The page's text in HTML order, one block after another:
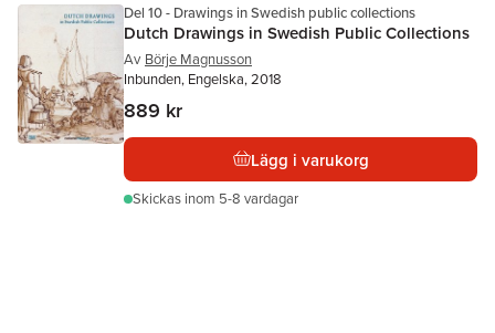
Del 10 - Drawings in Swedish public collections
Dutch Drawings in Swedish Public Collections
Av Börje Magnusson
Inbunden, Engelska, 2018
889 kr
Lägg i varukorg
Skickas inom 5-8 vardagar